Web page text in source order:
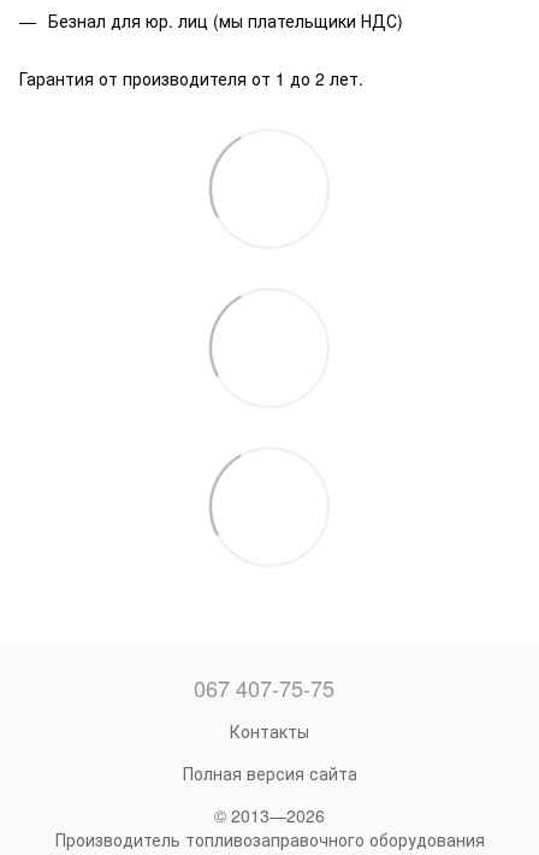
Безнал для юр. лиц (мы плательщики НДС)
Гарантия от производителя от 1 до 2 лет.
067 407-75-75
Контакты
Полная версия сайта
© 2013—2026
Производитель топливозаправочного оборудования